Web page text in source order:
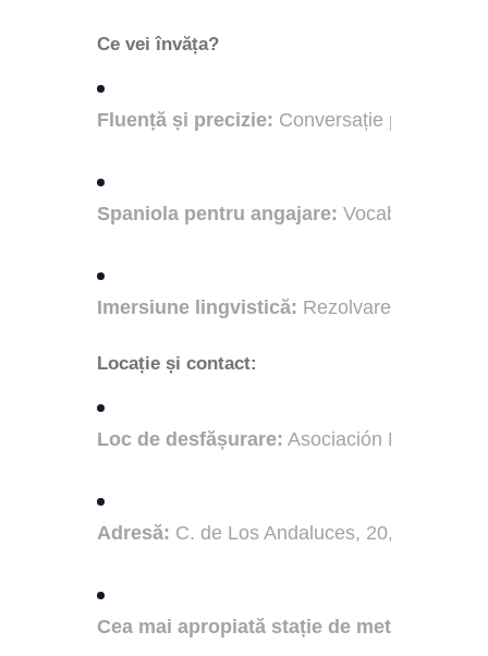
Ce vei învăța?
Fluență și precizie: Conversație practică
Spaniola pentru angajare: Vocabular
Imersiune lingvistică: Rezolvarea
Locație și contact:
Loc de desfășurare: Asociación Hispano-
Adresă: C. de Los Andaluces, 20, Local 4
Cea mai apropiată stație de metrou: